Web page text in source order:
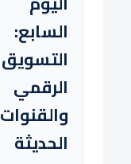
السابع:
التسويق
الرقمي
والقنوات
الحديثة